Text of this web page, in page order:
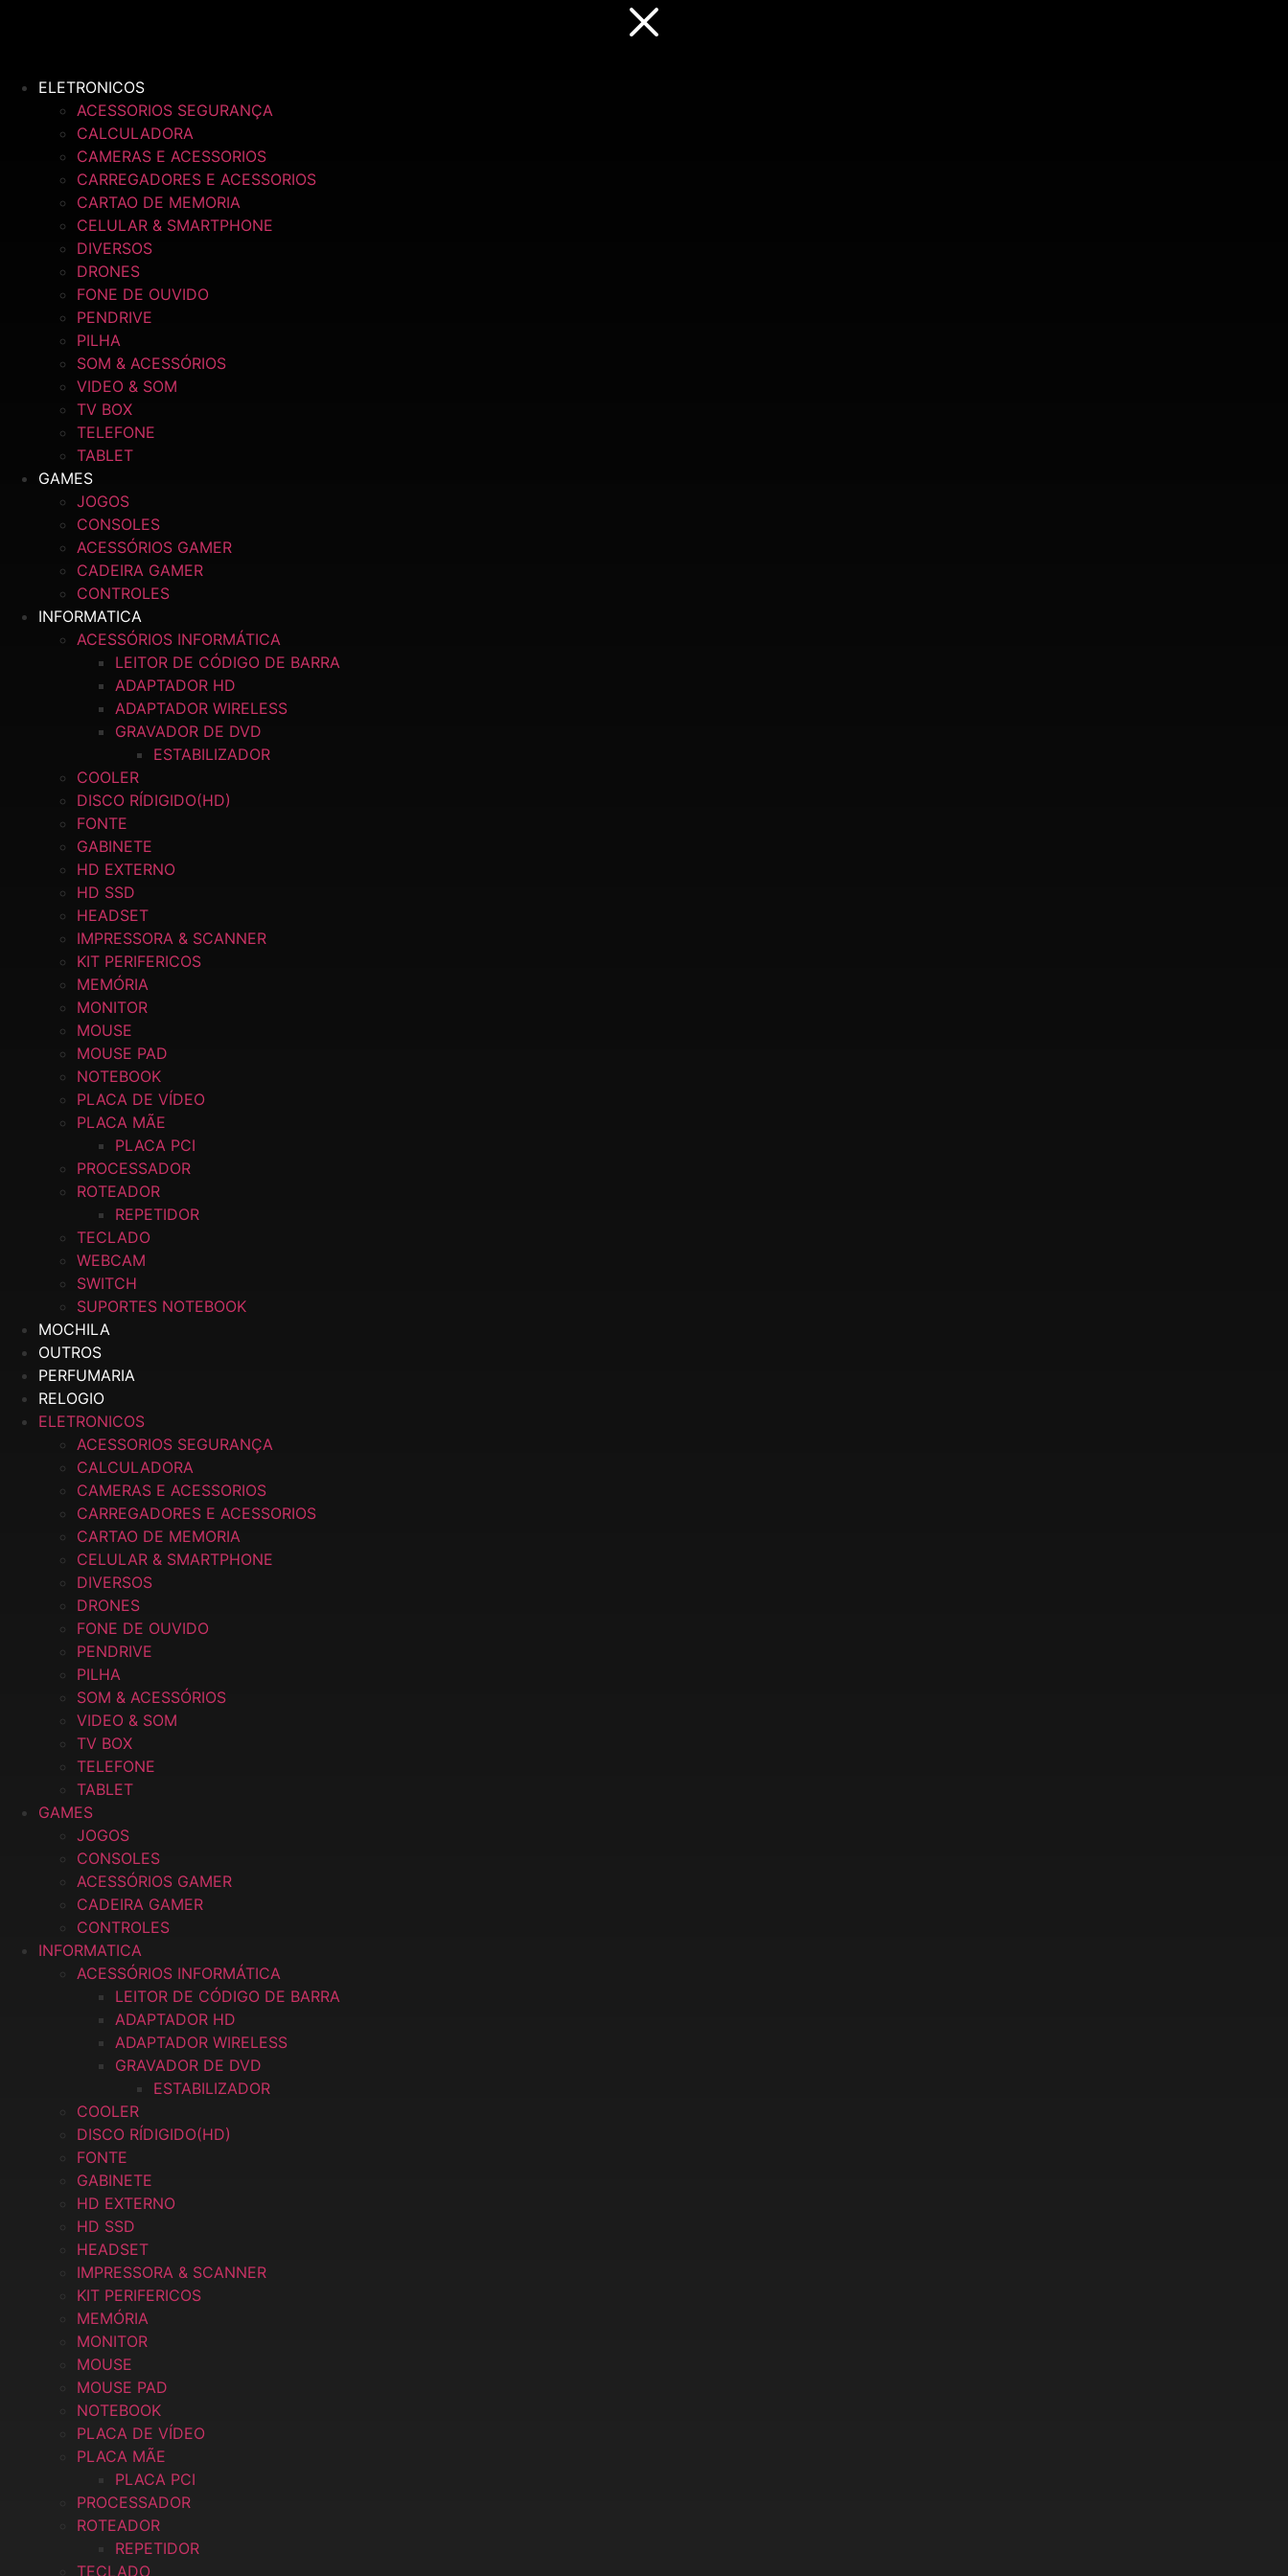
conteúdoELETRONICOS
ACESSORIOS SEGURANÇA
CALCULADORA
CAMERAS E ACESSORIOS
CARREGADORES E ACESSORIOS
CARTAO DE MEMORIA
CELULAR & SMARTPHONE
DIVERSOS
DRONES
FONE DE OUVIDO
PENDRIVE
PILHA
SOM & ACESSÓRIOS
VIDEO & SOM
TV BOX
TELEFONE
TABLET
GAMES
JOGOS
CONSOLES
ACESSÓRIOS GAMER
CADEIRA GAMER
CONTROLES
INFORMATICA
ACESSÓRIOS INFORMÁTICA
LEITOR DE CÓDIGO DE BARRA
ADAPTADOR HD
ADAPTADOR WIRELESS
GRAVADOR DE DVD
ESTABILIZADOR
COOLER
DISCO RÍDIGIDO(HD)
FONTE
GABINETE
HD EXTERNO
HD SSD
HEADSET
IMPRESSORA & SCANNER
KIT PERIFERICOS
MEMÓRIA
MONITOR
MOUSE
MOUSE PAD
NOTEBOOK
PLACA DE VÍDEO
PLACA MÃE
PLACA PCI
PROCESSADOR
ROTEADOR
REPETIDOR
TECLADO
WEBCAM
SWITCH
SUPORTES NOTEBOOK
MOCHILA
OUTROS
PERFUMARIA
RELOGIO
ELETRONICOS
ACESSORIOS SEGURANÇA
CALCULADORA
CAMERAS E ACESSORIOS
CARREGADORES E ACESSORIOS
CARTAO DE MEMORIA
CELULAR & SMARTPHONE
DIVERSOS
DRONES
FONE DE OUVIDO
PENDRIVE
PILHA
SOM & ACESSÓRIOS
VIDEO & SOM
TV BOX
TELEFONE
TABLET
GAMES
JOGOS
CONSOLES
ACESSÓRIOS GAMER
CADEIRA GAMER
CONTROLES
INFORMATICA
ACESSÓRIOS INFORMÁTICA
LEITOR DE CÓDIGO DE BARRA
ADAPTADOR HD
ADAPTADOR WIRELESS
GRAVADOR DE DVD
ESTABILIZADOR
COOLER
DISCO RÍDIGIDO(HD)
FONTE
GABINETE
HD EXTERNO
HD SSD
HEADSET
IMPRESSORA & SCANNER
KIT PERIFERICOS
MEMÓRIA
MONITOR
MOUSE
MOUSE PAD
NOTEBOOK
PLACA DE VÍDEO
PLACA MÃE
PLACA PCI
PROCESSADOR
ROTEADOR
REPETIDOR
TECLADO